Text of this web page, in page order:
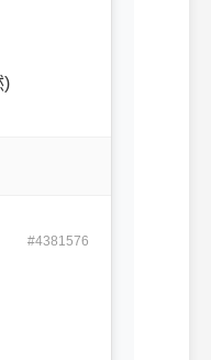
)
#4381576